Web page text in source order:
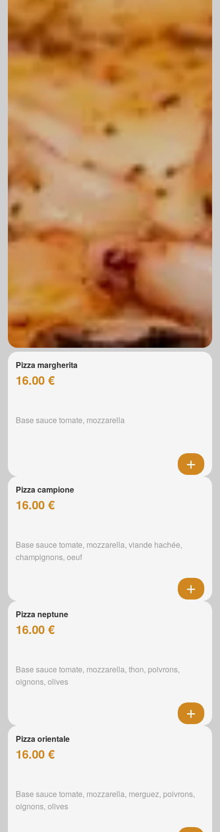
Pizza margherita
16.00 €
Base sauce tomate, mozzarella
Pizza campione
16.00 €
Base sauce tomate, mozzarella, viande hachée,
champignons, oeuf
Pizza neptune
16.00 €
Base sauce tomate, mozzarella, thon, poivrons,
oignons, olives
Pizza orientale
16.00 €
Base sauce tomate, mozzarella, merguez, poivrons,
oignons, olives